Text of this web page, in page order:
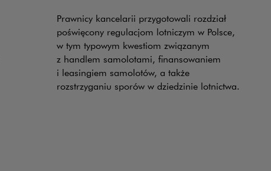
Prawnicy kancelarii przygotowali rozdział
poświęcony regulacjom lotniczym w Polsce,
w tym typowym kwestiom związanym
z handlem samolotami, finansowaniem
i leasingiem samolotów, a także
rozstrzyganiu sporów w dziedzinie lotnictwa.